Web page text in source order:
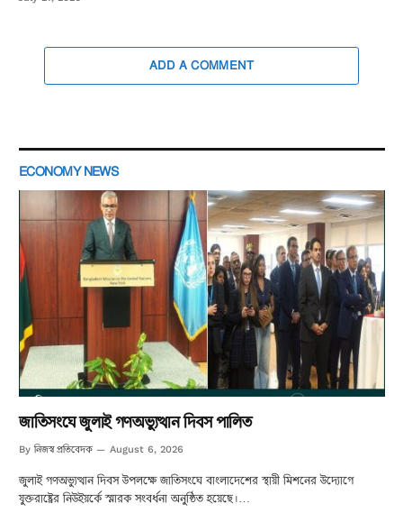
ADD A COMMENT
ECONOMY NEWS
জাতিসংঘে জুলাই গণঅভ্যুত্থান দিবস পালিত
By নিজস্ব প্রতিবেদক August 6, 2026
জুলাই গণঅভ্যুত্থান দিবস উপলক্ষে জাতিসংঘে বাংলাদেশের স্থায়ী মিশনের উদ্যোগে
যুক্তরাষ্ট্রের নিউইয়র্কে স্মারক সংবর্ধনা অনুষ্ঠিত হয়েছে।…